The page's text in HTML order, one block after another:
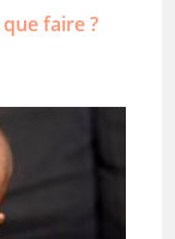
faire ?